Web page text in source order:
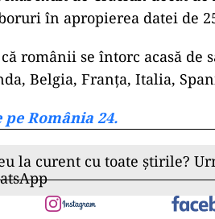
ad
căutate sunt și destinațiile cu